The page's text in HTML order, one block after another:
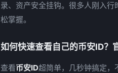
录、资产安全挂钩。很多人刚入
松掌握。
如何快速查看自己的币安ID？
查看币安ID超简单，几秒钟搞定，